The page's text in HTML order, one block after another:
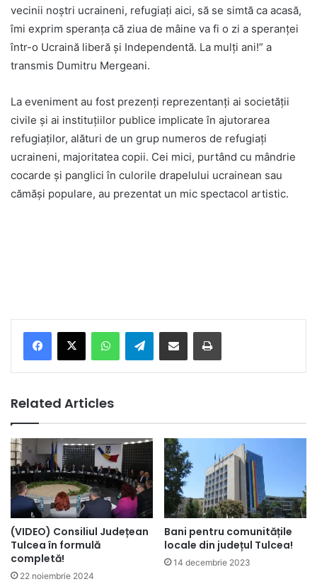
vecinii noștri ucraineni, refugiați aici, să se simtă ca acasă,
îmi exprim speranța că ziua de mâine va fi o zi a speranței
într-o Ucraină liberă și Independentă. La mulți ani!” a
transmis Dumitru Mergeani.
La eveniment au fost prezenți reprezentanți ai societății
civile și ai instituțiilor publice implicate în ajutorarea
refugiaților, alături de un grup numeros de refugiați
ucraineni, majoritatea copii. Cei mici, purtând cu mândrie
cocarde și panglici în culorile drapelului ucrainean sau
cămăși populare, au prezentat un mic spectacol artistic.
Telegram
Related Articles
(VIDEO) Consiliul Județean
Tulcea în formulă
completă!
22 noiembrie 2024
Bani pentru comunitățile
locale din județul Tulcea!
14 decembrie 2023